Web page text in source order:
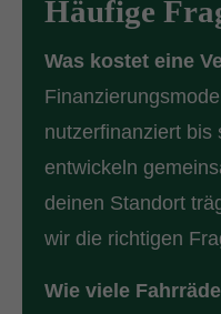
Häufige
Was kostet eine
nutzerfinanziert bis
entwickeln
deinen Standort
wir die richtigen
Wie viele